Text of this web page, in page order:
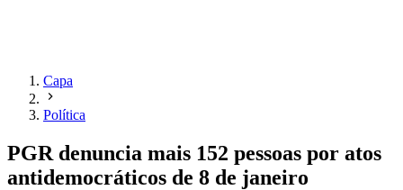
Capa
Política
PGR denuncia mais 152 pessoas por atos
antidemocráticos de 8 de janeiro